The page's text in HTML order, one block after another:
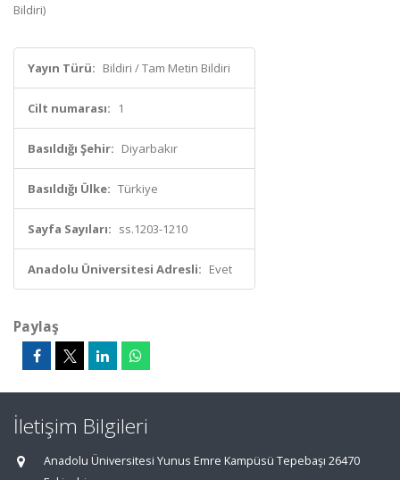
Bildiri)
Yayın Türü: Bildiri / Tam Metin Bildiri
Cilt numarası: 1
Basıldığı Şehir: Diyarbakır
Basıldığı Ülke: Türkiye
Sayfa Sayıları: ss.1203-1210
Anadolu Üniversitesi Adresli: Evet
Paylaş
İletişim Bilgileri
Anadolu Üniversitesi Yunus Emre Kampüsü Tepebaşı 26470